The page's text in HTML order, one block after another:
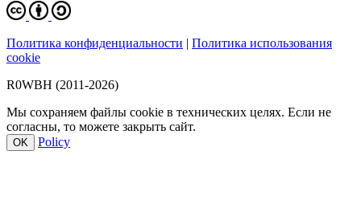
Политика конфиденциальности | Политика использования
cookie
R0WBH (2011-2026)
Мы сохраняем файлы cookie в технических целях. Если не
согласны, то можете закрыть сайт.
OK Policy